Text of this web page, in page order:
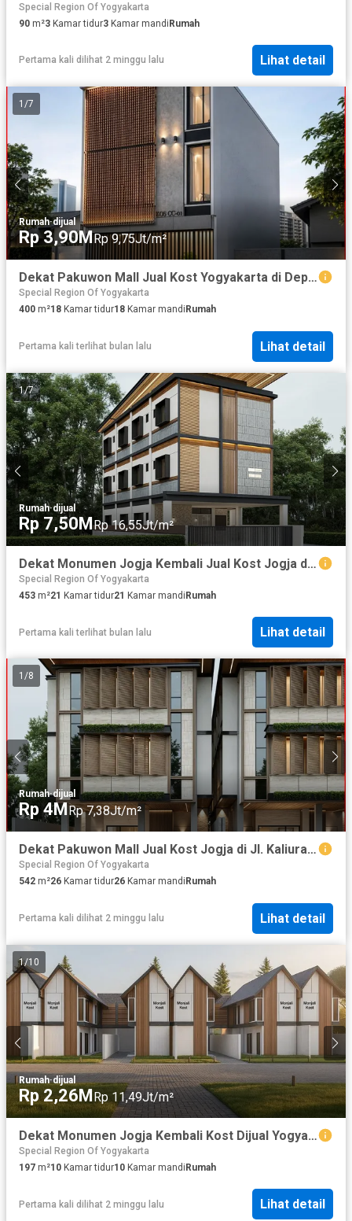
Special Region Of Yogyakarta
90 m²3 Kamar tidur3 Kamar mandiRumah
Pertama kali dilihat 2 minggu lalu Lihat detail
1 /7
Rumah·dijual
Rp 3,90MRp 9,75Jt/m²
Dekat Pakuwon Mall Jual Kost Yogyakarta di Depok Sleman
Special Region Of Yogyakarta
400 m²18 Kamar tidur18 Kamar mandi Rumah
Pertama kali terlihat bulan lalu Lihat detail
1/7
Rumah·dijual
Rp 7,50MRp 16,55Jt/m²
Dekat Monumen Jogja Kembali Jual Kost Jogja di Pogung
Special Region Of Yogyakarta
453 m²21 Kamar tidur21 Kamar mandiRumah
Pertama kali terlihat bulan lalu Lihat detail
1 /8
Rumah·dijual
Rp 4MRp 7,38Jt/m²
Dekat Pakuwon Mall Jual Kost Jogja di Jl. Kaliurang Km.6
Special Region Of Yogyakarta
542 m²26 Kamar tidur26 Kamar mandi Rumah
Pertama kali dilihat 2 minggu lalu Lihat detail
1/10
Rumah·dijual
Rp 2,26MRp 11,49Jt/m²
Dekat Monumen Jogja Kembali Kost Dijual Yogyakarta di Jl. Monjali
Special Region Of Yogyakarta
197 m²10 Kamar tidur10 Kamar mandiRumah
Pertama kali dilihat 2 minggu lalu Lihat detail